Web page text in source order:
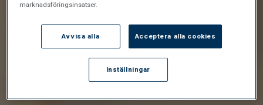
marknadsföringsinsatser.
Avvisa alla Acceptera alla cookies
Inställningar